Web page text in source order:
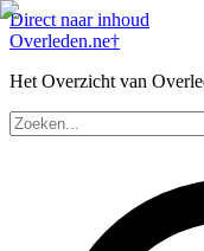
Direct naar inhoud
Overleden.ne†
Het Overzicht van